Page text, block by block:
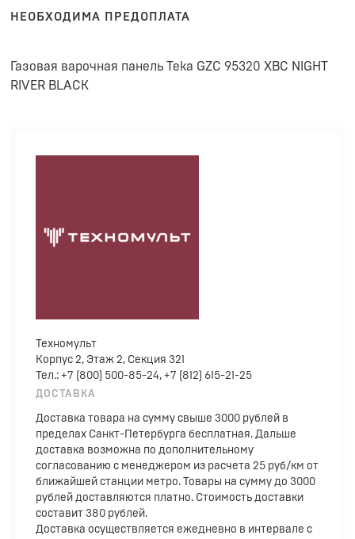
НЕОБХОДИМА ПРЕДОПЛАТА
Газовая варочная панель Teka GZC 95320 XBC NIGHT
RIVER BLACK
Техномульт
Корпус 2, Этаж 2, Секция 321
Тел.: +7 (800) 500-85-24, +7 (812) 615-21-25
ДОСТАВКА
Доставка товара на сумму свыше 3000 рублей в
пределах Санкт-Петербурга бесплатная. Дальше
доставка возможна по дополнительному
согласованию с менеджером из расчета 25 руб/км от
ближайшей станции метро. Товары на сумму до 3000
рублей доставляются платно. Стоимость доставки
составит 380 рублей.
Доставка осуществляется ежедневно в интервале с